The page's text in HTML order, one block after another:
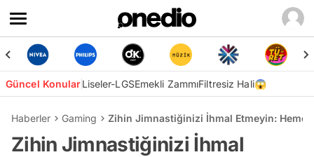
Güncel KonularLiseler-LGSEmekli ZammıFiltresiz Hali😱
Haberler Gaming Zihin Jimnastiğinizi İhmal Etmeyin:
Zihin Jimnastiğinizi İhmal